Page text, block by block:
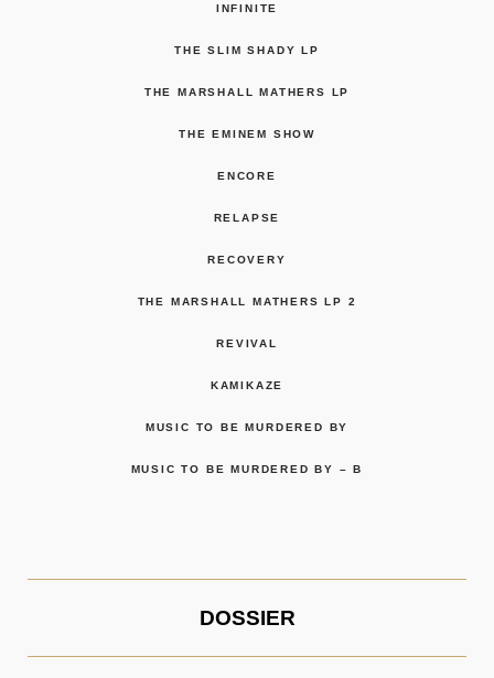
INFINITE
THE SLIM SHADY LP
THE MARSHALL MATHERS LP
THE EMINEM SHOW
ENCORE
RELAPSE
RECOVERY
THE MARSHALL MATHERS LP 2
REVIVAL
KAMIKAZE
MUSIC TO BE MURDERED BY
MUSIC TO BE MURDERED BY – B
DOSSIER